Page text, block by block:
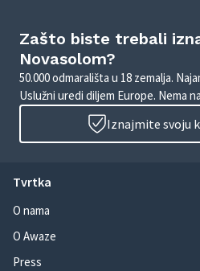
Zašto biste trebali
Novasolom?
50.000 odmarališta u 18 zemalja.
Uslužni uredi diljem Europe. Nema
Iznajmite svoju
Tvrtka
O nama
O Awaze
Press